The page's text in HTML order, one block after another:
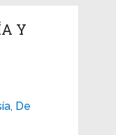
Y
De